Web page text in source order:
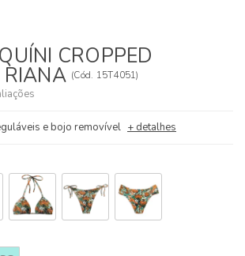
CROPPED
(Cód. 15T4051)
e bojo removível + detalhes